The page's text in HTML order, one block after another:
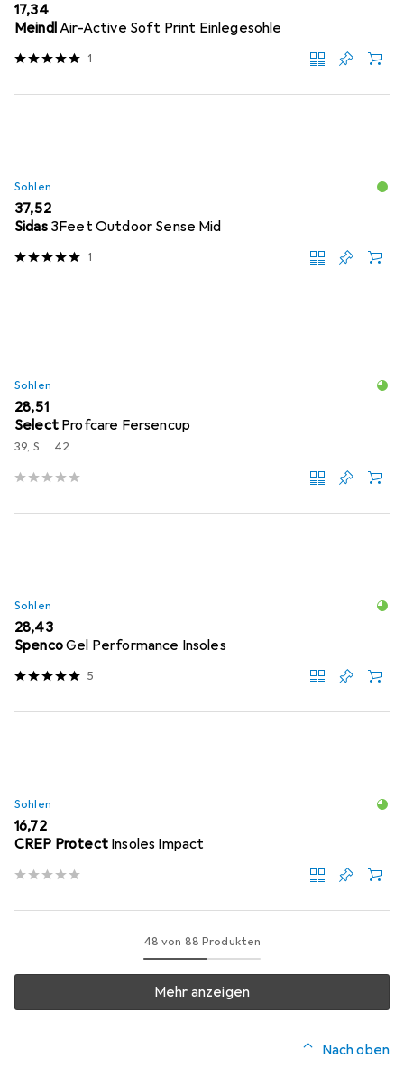
EUR
17,34
MeindlAir-Active Soft Print Einlegesohle
1
Sohlen
EUR
37,52
Sidas 3Feet Outdoor Sense Mid
1
Sohlen
EUR
28,51
Select Profcare Fersencup
39, S 42
Sohlen
EUR
28,43
SpencoGel Performance Insoles
5
Sohlen
EUR
16,72
CREP Protect Insoles Impact
48 von 88 Produkten
Mehr anzeigen
Nach oben